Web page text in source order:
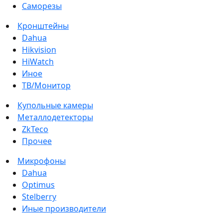
Саморезы
Кронштейны
Dahua
Hikvision
HiWatch
Иное
ТВ/Монитор
Купольные камеры
Металлодетекторы
ZkTeco
Прочее
Микрофоны
Dahua
Optimus
Stelberry
Иные производители